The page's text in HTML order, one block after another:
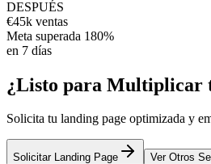
DESPUÉS
€45k ventas
Meta superada 180%
en 7 días
¿Listo para Multiplicar
Solicita tu landing page optimizada y
Solicitar Landing Page Ver Otros